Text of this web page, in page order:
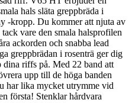
hals släta greppbräda i
-kropp. Du kommer att njuta av
vare den smala halsprofilen
ackorden och snabba lead
greppbrädan i rosenträ ger dig
dina riffs på. Med 22 band att
upp till de höga banden
har lika mycket utrymme vid
första! Stenklar hårdvara